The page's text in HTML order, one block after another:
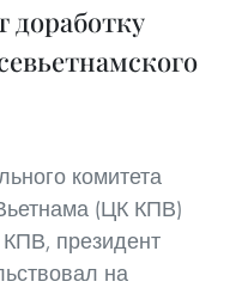
доработку
комитета
(ЦК КПВ)
президент
на